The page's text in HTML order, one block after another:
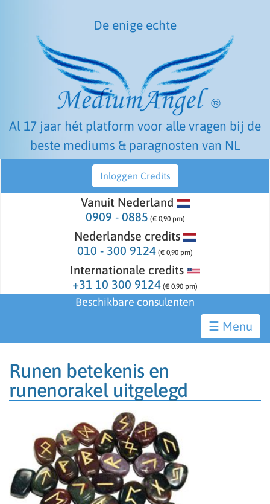
De enige echte
Al 17 jaar hét platform voor alle vragen bij de
beste mediums & paragnosten van NL
Inloggen Credits
Vanuit Nederland
0909 - 0885 (€ 0,90 pm)
Nederlandse credits
010 - 300 9124 (€ 0,90 pm)
Internationale credits
+31 10 300 9124 (€ 0,90 pm)
Beschikbare consulenten
☰
Runen betekenis en
runenorakel uitgelegd